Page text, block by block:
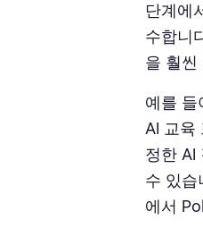
단계에
수합니
을 훨씬
예를 들
AI 교육
정한 AI
수 있습
에서